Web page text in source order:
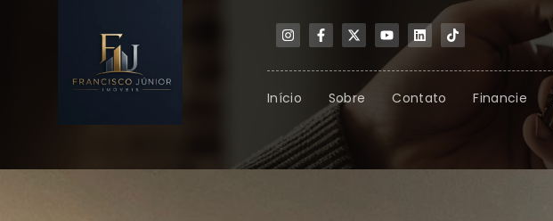
Início Sobre Contato Financie